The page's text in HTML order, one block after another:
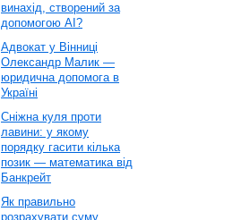
винахід, створений за
допомогою AI?
Адвокат у Вінниці
Олександр Малик —
юридична допомога в
Україні
Сніжна куля проти
лавини: у якому
порядку гасити кілька
позик — математика від
Банкрейт
Як правильно
розрахувати суму